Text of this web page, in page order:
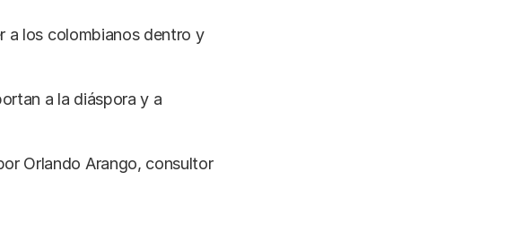
a los colombianos dentro y
a la diáspora y a
Orlando Arango, consultor